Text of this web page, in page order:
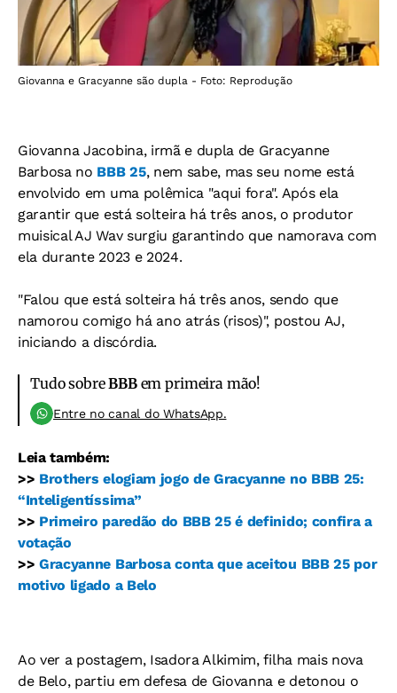
Giovanna e Gracyanne são dupla - Foto: Reprodução
Giovanna Jacobina, irmã e dupla de Gracyanne
Barbosa no BBB 25, nem sabe, mas seu nome está
envolvido em uma polêmica "aqui fora". Após ela
garantir que está solteira há três anos, o produtor
muisical AJ Wav surgiu garantindo que namorava com
ela durante 2023 e 2024.
"Falou que está solteira há três anos, sendo que
namorou comigo há ano atrás (risos)", postou AJ,
iniciando a discórdia.
Tudo sobreBBBem primeira mão!
Entre no canal do WhatsApp.
Leia também:
>> Brothers elogiam jogo de Gracyanne no BBB 25:
“Inteligentíssima”
>> Primeiro paredão do BBB 25 é definido; confira a
votação
>>Gracyanne Barbosa conta que aceitou BBB 25 por
motivo ligado a Belo
Ao ver a postagem, Isadora Alkimim, filha mais nova
de Belo, partiu em defesa de Giovanna e detonou o